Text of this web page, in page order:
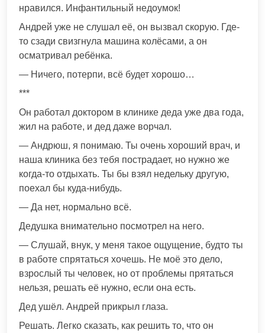
нравился. Инфантильный недоумок!
Андрей уже не слушал её, он вызвал скорую. Где-
то сзади свизгнула машина колёсами, а он
осматривал ребёнка.
— Ничего, потерпи, всё будет хорошо…
***
Он работал доктором в клинике деда уже два года,
жил на работе, и дед даже ворчал.
— Андрюш, я понимаю. Ты очень хороший врач, и
наша клиника без тебя пострадает, но нужно же
когда-то отдыхать. Ты бы взял недельку другую,
поехал бы куда-нибудь.
— Да нет, нормально всё.
Дедушка внимательно посмотрел на него.
— Слушай, внук, у меня такое ощущение, будто ты
в работе спрятаться хочешь. Не моё это дело,
взрослый ты человек, но от проблемы прятаться
нельзя, решать её нужно, если она есть.
Дед ушёл. Андрей прикрыл глаза.
Решать. Легко сказать, как решить то, что он